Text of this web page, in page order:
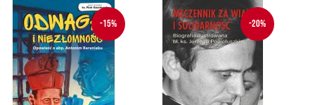
-15% -20%